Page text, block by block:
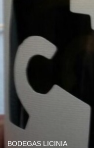
BODEGAS LICINIA